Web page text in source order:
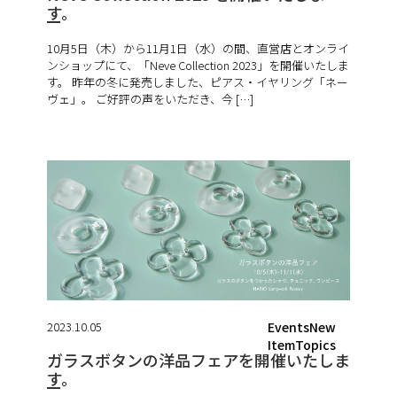
す。
10月5日（木）から11月1日（水）の間、直営店とオンライ
ンショップにて、「Neve Collection 2023」を開催いたしま
す。 昨年の冬に発売しました、ピアス・イヤリング「ネー
ヴェ」。 ご好評の声をいただき、今 […]
EventsNew
ItemTopics
2023.10.05
ガラスボタンの洋品フェアを開催いたしま
す。